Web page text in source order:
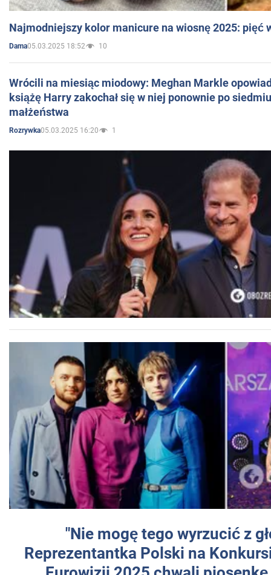
Najmodniejszy kolor manicure na wiosnę 2025: pięć
Dama05.03.2025 18:52 10
Wrócili na miesiąc miodowy: Meghan Markle
książę Harry zakochał się w niej ponownie po
małżeństwa
Rozrywka05.03.2025 16:20 1
"Nie mogę tego wyrzucić z
Reprezentantka Polski na